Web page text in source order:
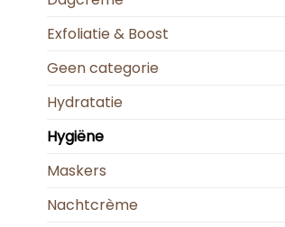
Exfoliatie & Boost
Geen categorie
Hydratatie
Hygiëne
Maskers
Nachtcrème